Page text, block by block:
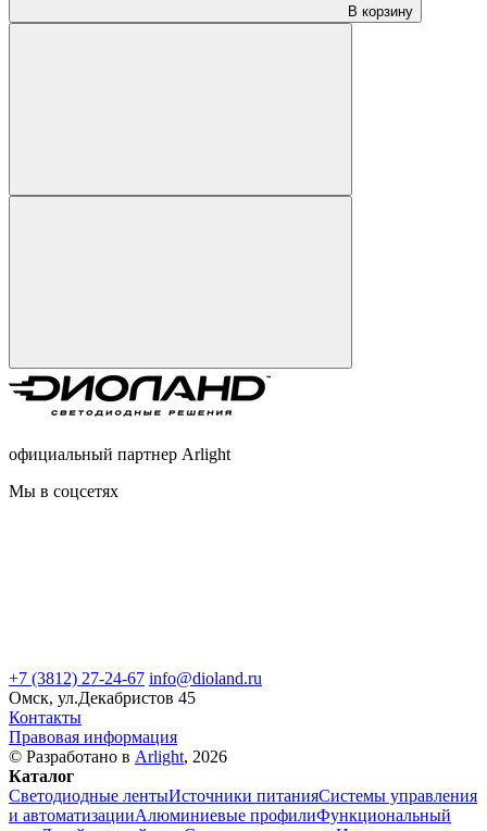
В корзину
официальный партнер Arlight
Мы в соцсетях
+7 (3812) 27-24-67 info@dioland.ru
Омск, ул.Декабристов 45
Контакты
Правовая информация
© Разработано в Arlight, 2026
Каталог
Светодиодные лентыИсточники питанияСистемы управления
и автоматизацииАлюминиевые профилиФункциональный